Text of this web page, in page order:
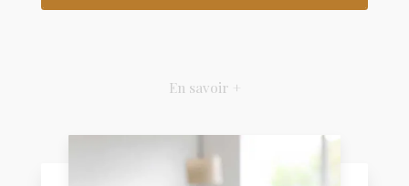
En savoir +